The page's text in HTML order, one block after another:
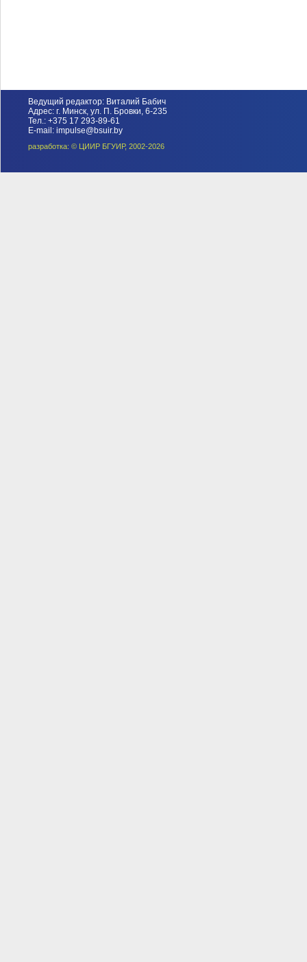
Ведущий редактор: Виталий Бабич
Адрес: г. Минск, ул. П. Бровки, 6-235
Тел.: +375 17 293-89-61
E-mail: impulse@bsuir.by
разработка: © ЦИИР БГУИР, 2002-2026